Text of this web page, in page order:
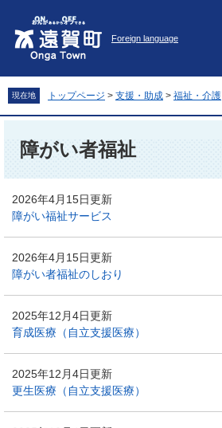
先
頭
を
飛
Foreign language
現在地 トップページ > 支援・助成 > 福祉・介護
障がい者福祉
2026年4月15日更新
障がい福祉サービス
2026年4月15日更新
障がい者福祉のしおり
2025年12月4日更新
育成医療（自立支援医療）
2025年12月4日更新
更生医療（自立支援医療）